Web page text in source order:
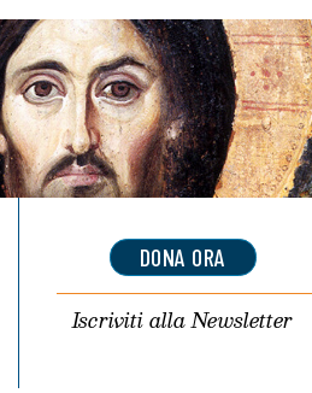
DONA ORA
Iscriviti allaNewsletter